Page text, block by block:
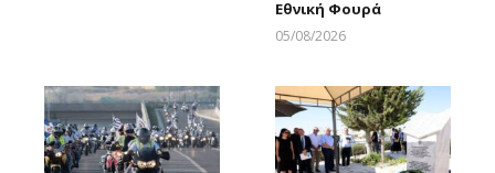
Εθνική Φουρά
05/08/2026